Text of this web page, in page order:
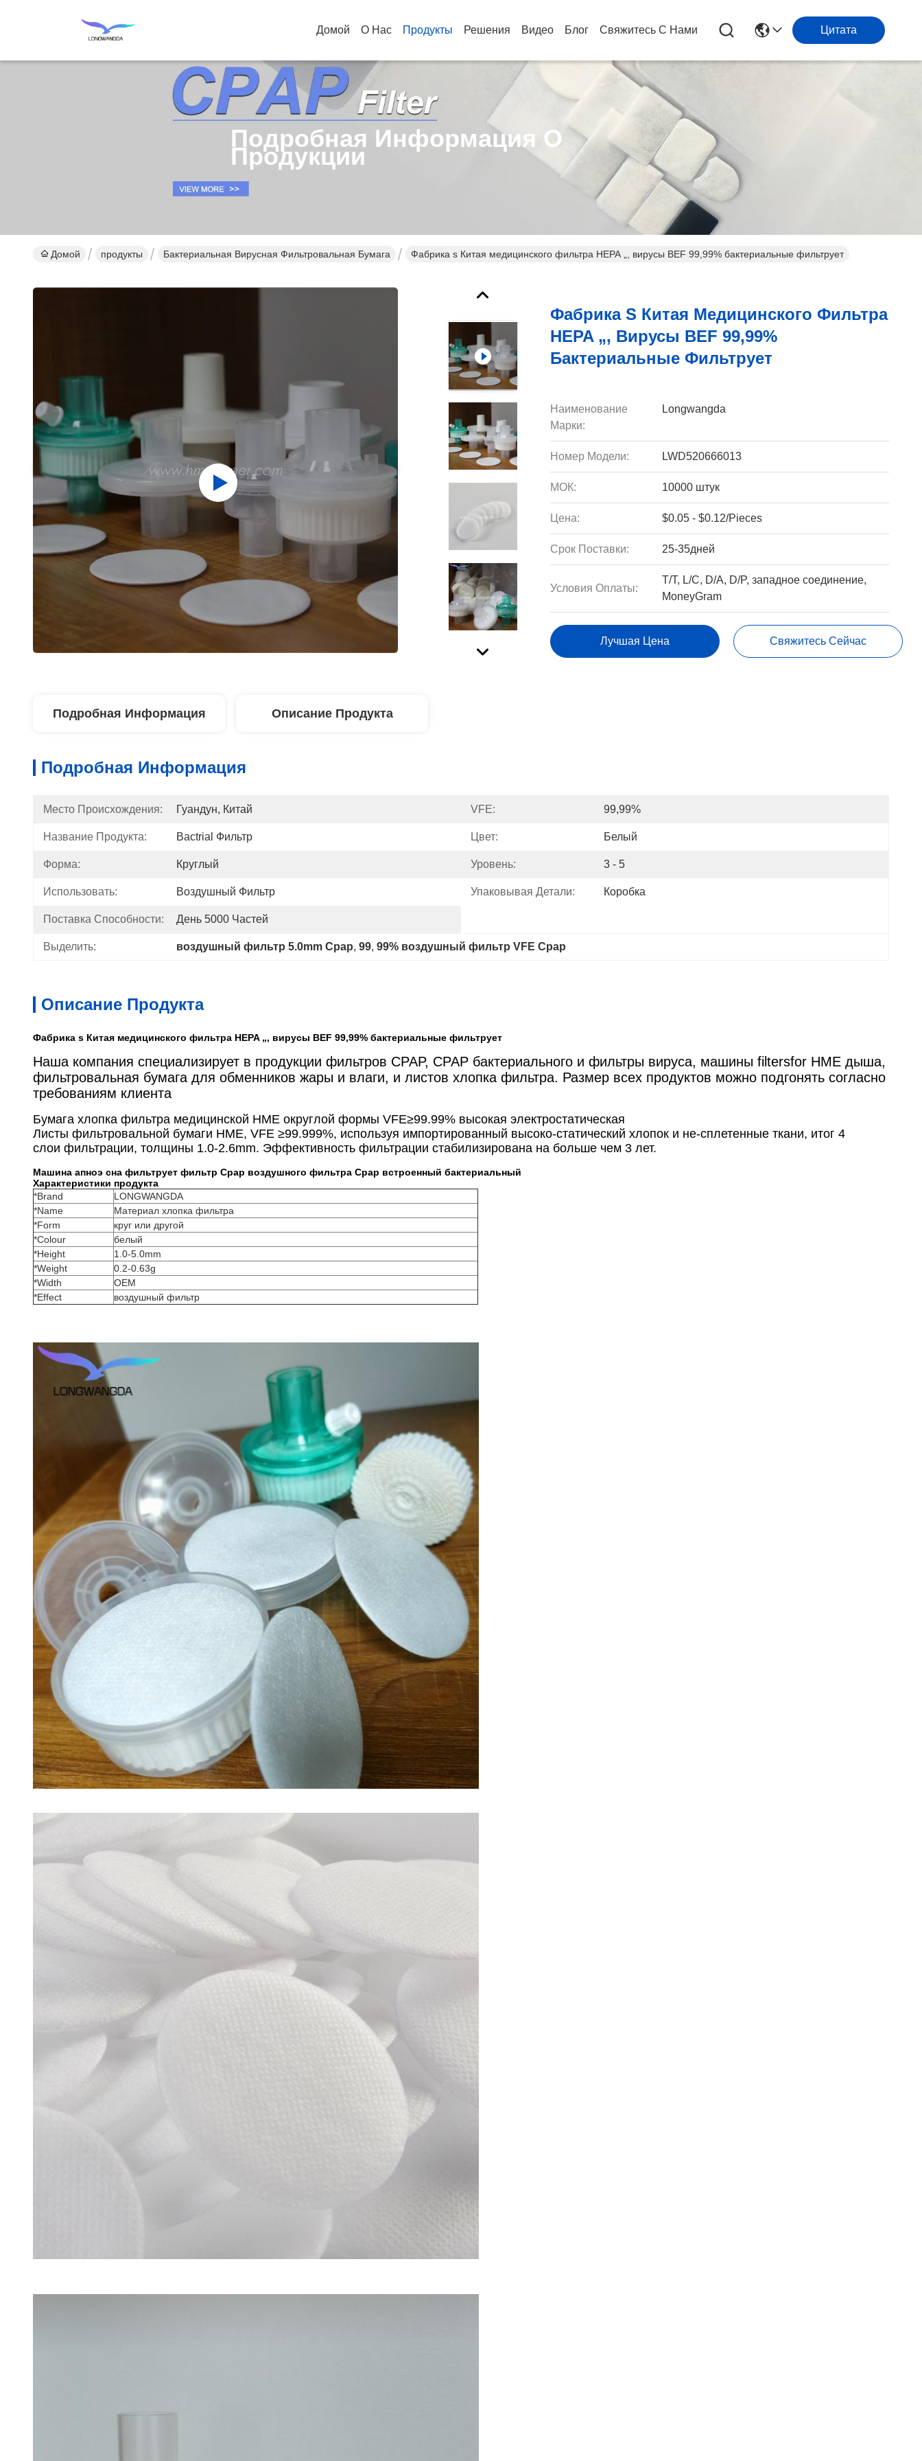
Домой О Нас Продукты Решения Видео Блог Свяжитесь С Нами Цитата
Подробная Информация О
Продукции
Домой продукты Бактериальная Вирусная Фильтровальная Бумага Фабрика s Китая медицинского фильтра HEPA „, вирусы BEF 99,99% бактериальные фильтрует
Фабрика S Китая Медицинского Фильтра
HEPA „, Вирусы BEF 99,99%
Бактериальные Фильтрует
Наименование
Марки:
Longwangda
Номер Модели: LWD520666013
МОК: 10000 штук
Цена: $0.05 - $0.12/Pieces
Срок Поставки: 25-35дней
Условия Оплаты:
T/T, L/C, D/A, D/P, западное соединение,
MoneyGram
Лучшая Цена Свяжитесь Сейчас
Подробная Информация Описание Продукта
Подробная Информация
Место Происхождения: Гуандун, Китай VFE: 99,99%
Название Продукта: Bactrial Фильтр Цвет: Белый
Форма: Круглый Уровень: 3 - 5
Использовать: Воздушный Фильтр Упаковывая Детали: Коробка
Поставка Способности: День 5000 Частей
Выделить: воздушный фильтр 5.0mm Cpap, 99, 99% воздушный фильтр VFE Cpap
Описание Продукта
Фабрика s Китая медицинского фильтра HEPA „, вирусы BEF 99,99% бактериальные фильтрует
Наша компания специализирует в продукции фильтров CPAP, CPAP бактериального и фильтры вируса, машины filtersfor HME дыша,
фильтровальная бумага для обменников жары и влаги, и листов хлопка фильтра. Размер всех продуктов можно подгонять согласно
требованиям клиента
Бумага хлопка фильтра медицинской HME округлой формы VFE≥99.99% высокая электростатическая
Листы фильтровальной бумаги HME, VFE ≥99.999%, используя импортированный высоко-статический хлопок и не-сплетенные ткани, итог 4
слои фильтрации, толщины 1.0-2.6mm. Эффективность фильтрации стабилизирована на больше чем 3 лет.
Машина апноэ сна фильтрует фильтр Cpap воздушного фильтра Cpap встроенный бактериальный
Характеристики продукта
*Brand
LONGWANGDA
*Name
Материал хлопка фильтра
*Form
круг или другой
*Colour
белый
*Height
1.0-5.0mm
*Weight
0.2-0.63g
*Width
OEM
*Effect
воздушный фильтр